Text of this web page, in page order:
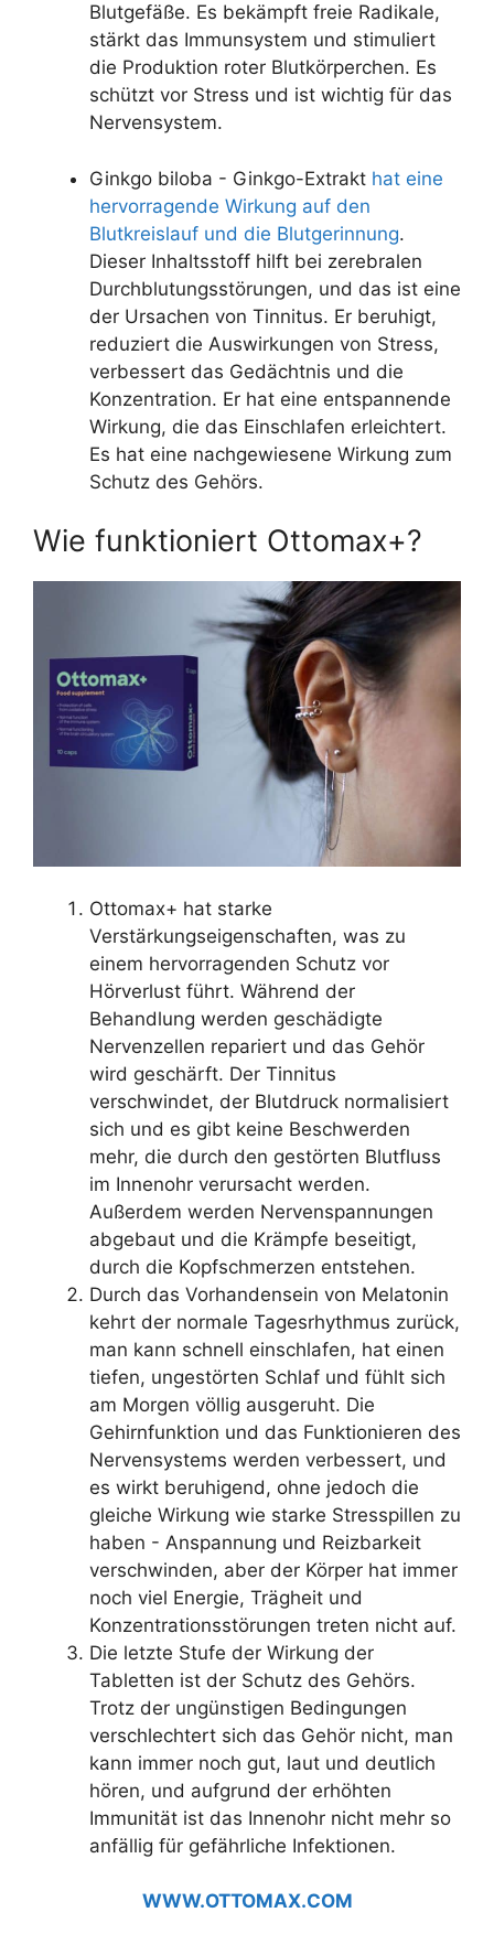
Blutgefäße. Es bekämpft freie Radikale,
stärkt das Immunsystem und stimuliert
die Produktion roter Blutkörperchen. Es
schützt vor Stress und ist wichtig für das
Nervensystem.
Ginkgo biloba - Ginkgo-Extrakt hat eine
hervorragende Wirkung auf den
Blutkreislauf und die Blutgerinnung.
Dieser Inhaltsstoff hilft bei zerebralen
Durchblutungsstörungen, und das ist eine
der Ursachen von Tinnitus. Er beruhigt,
reduziert die Auswirkungen von Stress,
verbessert das Gedächtnis und die
Konzentration. Er hat eine entspannende
Wirkung, die das Einschlafen erleichtert.
Es hat eine nachgewiesene Wirkung zum
Schutz des Gehörs.
Wie funktioniert Ottomax+?
Ottomax+ hat starke
Verstärkungseigenschaften, was zu
einem hervorragenden Schutz vor
Hörverlust führt. Während der
Behandlung werden geschädigte
Nervenzellen repariert und das Gehör
wird geschärft. Der Tinnitus
verschwindet, der Blutdruck normalisiert
sich und es gibt keine Beschwerden
mehr, die durch den gestörten Blutfluss
im Innenohr verursacht werden.
Außerdem werden Nervenspannungen
abgebaut und die Krämpfe beseitigt,
durch die Kopfschmerzen entstehen.
Durch das Vorhandensein von Melatonin
kehrt der normale Tagesrhythmus zurück,
man kann schnell einschlafen, hat einen
tiefen, ungestörten Schlaf und fühlt sich
am Morgen völlig ausgeruht. Die
Gehirnfunktion und das Funktionieren des
Nervensystems werden verbessert, und
es wirkt beruhigend, ohne jedoch die
gleiche Wirkung wie starke Stresspillen zu
haben - Anspannung und Reizbarkeit
verschwinden, aber der Körper hat immer
noch viel Energie, Trägheit und
Konzentrationsstörungen treten nicht auf.
Die letzte Stufe der Wirkung der
Tabletten ist der Schutz des Gehörs.
Trotz der ungünstigen Bedingungen
verschlechtert sich das Gehör nicht, man
kann immer noch gut, laut und deutlich
hören, und aufgrund der erhöhten
Immunität ist das Innenohr nicht mehr so
anfällig für gefährliche Infektionen.
WWW.OTTOMAX.COM